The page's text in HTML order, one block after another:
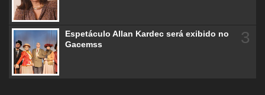
Espetáculo Allan Kardec será exibido no
Gacemss
3